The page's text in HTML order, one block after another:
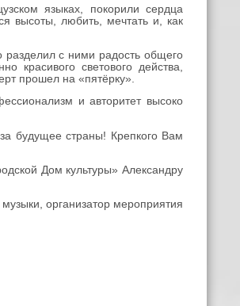
языках, покорили сердца
высоты, любить, мечтать и, как
разделил с ними радость общего
красивого светового действа,
прошел на «пятёрку».
и авторитет высоко
будущее страны! Крепкого Вам
Дом культуры» Александру
организатор мероприятия